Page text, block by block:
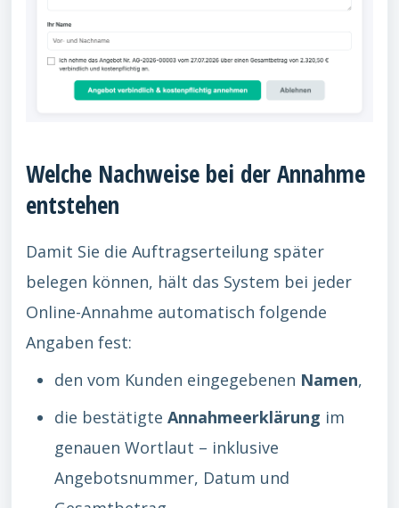
Welche Nachweise bei der Annahme
entstehen
Damit Sie die Auftragserteilung später
belegen können, hält das System bei jeder
Online-Annahme automatisch folgende
Angaben fest:
den vom Kunden eingegebenen Namen,
die bestätigte Annahmeerklärung im
genauen Wortlaut – inklusive
Angebotsnummer, Datum und